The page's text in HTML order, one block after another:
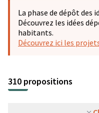
La phase de dépôt des
Découvrez les idées
habitants.
Découvrez ici les
310 propositions